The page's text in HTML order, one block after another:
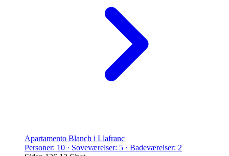
Apartamento Blanch i Llafranc
Personer: 10 · Soveværelser: 5 · Badeværelser: 2